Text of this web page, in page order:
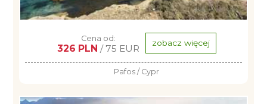
Cena od:
326 PLN / 75 EUR zobacz więcej
Pafos / Cypr